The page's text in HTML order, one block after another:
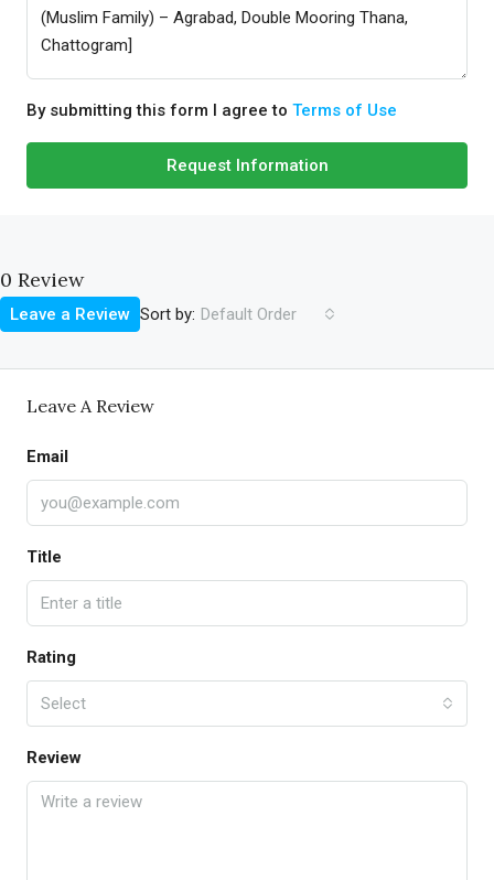
By submitting this form I agree to Terms of Use
Request Information
0 Review
Sort by: Default Order
Leave a Review
Leave A Review
Email
Title
Rating
Select
Review